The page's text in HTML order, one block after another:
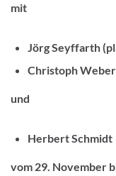
mit
Jörg Seyffarth
Christoph
und
Herbert Schmidt
vom 29. November